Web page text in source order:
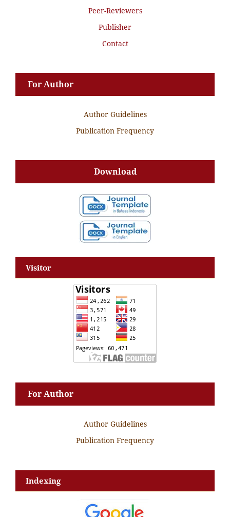
Peer-Reviewers
Publisher
Contact
For Author
Author Guidelines
Publication Frequency
Download
Visitor
For Author
Author Guidelines
Publication Frequency
Indexing